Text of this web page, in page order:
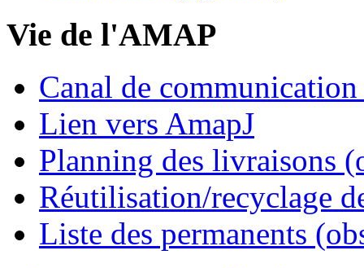
Vie de l'AMAP
Canal de
Lien vers AmapJ
Planning des livraisons
Réutilisation/recyclage
Liste des permanents